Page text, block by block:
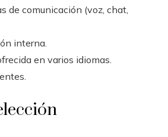
de comunicación (voz, chat,
interna.
en varios idiomas.